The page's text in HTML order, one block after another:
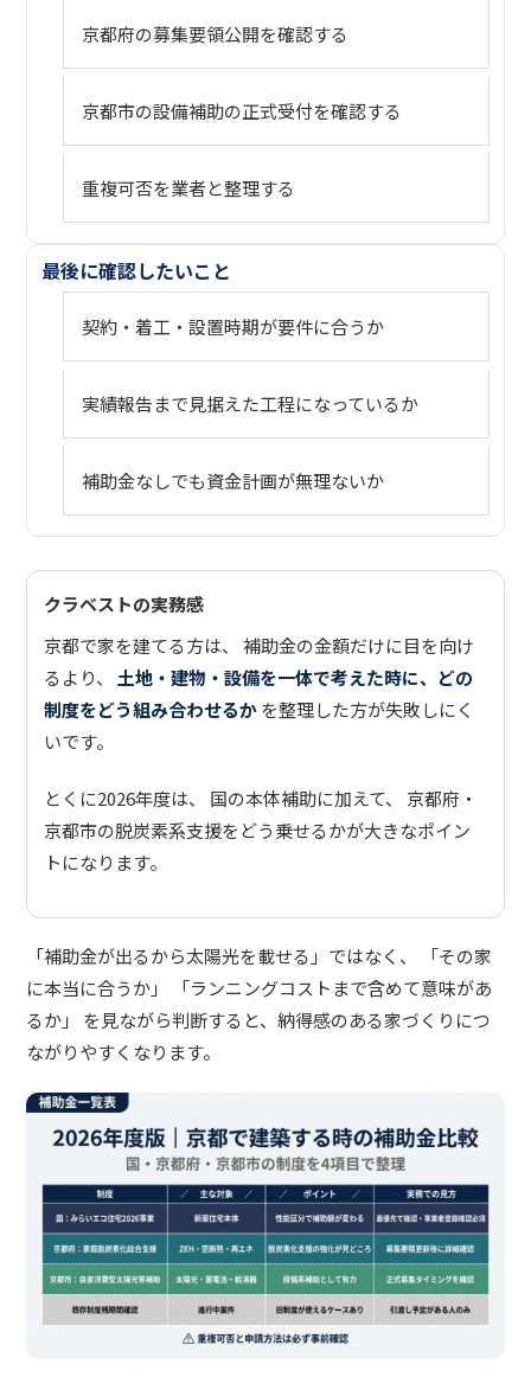
京都府の募集要領公開を確認する
京都市の設備補助の正式受付を確認する
重複可否を業者と整理する
最後に確認したいこと
契約・着工・設置時期が要件に合うか
実績報告まで見据えた工程になっているか
補助金なしでも資金計画が無理ないか
クラベストの実務感
京都で家を建てる方は、 補助金の金額だけに目を向け
るより、土地・建物・設備を一体で考えた時に、どの
制度をどう組み合わせるかを整理した方が失敗しにく
いです。
とくに2026年度は、 国の本体補助に加えて、 京都府・
京都市の脱炭素系支援をどう乗せるかが大きなポイン
トになります。
「補助金が出るから太陽光を載せる」ではなく、 「その家
に本当に合うか」 「ランニングコストまで含めて意味があ
るか」 を見ながら判断すると、納得感のある家づくりにつ
ながりやすくなります。